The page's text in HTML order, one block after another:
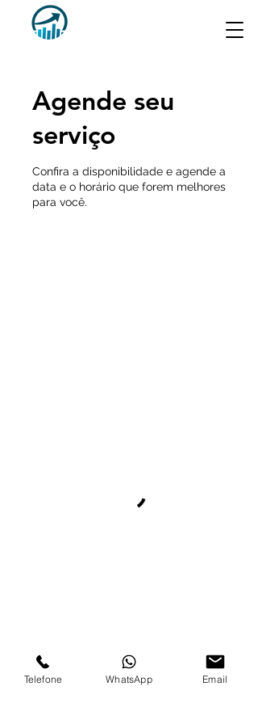
Agende seu
serviço
Confira a disponibilidade e agende a
data e o horário que forem melhores
para você.
Telefone WhatsApp Email